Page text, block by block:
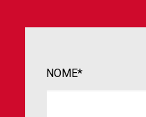
NOME*